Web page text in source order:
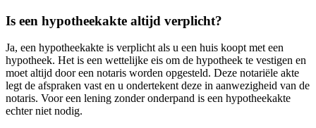
Is een hypotheekakte altijd verplicht?
Ja, een hypotheekakte is verplicht als u een huis koopt met een
hypotheek. Het is een wettelijke eis om de hypotheek te vestigen en
moet altijd door een notaris worden opgesteld. Deze notariële akte
legt de afspraken vast en u ondertekent deze in aanwezigheid van de
notaris. Voor een lening zonder onderpand is een hypotheekakte
echter niet nodig.